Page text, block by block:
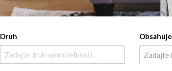
Druh
Zadajte druh nehnuteľnosti ..
Obsahuje